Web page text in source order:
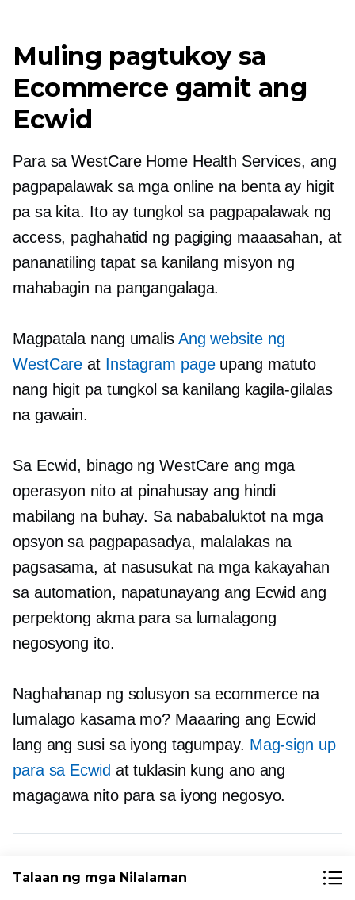
Muling pagtukoy sa
Ecommerce gamit ang
Ecwid
Para sa WestCare Home Health Services, ang
pagpapalawak sa mga online na benta ay higit
pa sa kita. Ito ay tungkol sa pagpapalawak ng
access, paghahatid ng pagiging maaasahan, at
pananatiling tapat sa kanilang misyon ng
mahabagin na pangangalaga.
Magpatala nang umalis Ang website ng
WestCare at Instagram pageupang matuto
nang higit pa tungkol sa kanilang kagila-gilalas
na gawain.
Sa Ecwid, binago ng WestCare ang mga
operasyon nito at pinahusay ang hindi
mabilang na buhay. Sa nababaluktot na mga
opsyon sa pagpapasadya, malalakas na
pagsasama, at nasusukat na mga kakayahan
sa automation, napatunayang ang Ecwid ang
perpektong akma para sa lumalagong
negosyong ito.
Naghahanap ng solusyon sa ecommerce na
lumalago kasama mo? Maaaring ang Ecwid
lang ang susi sa iyong tagumpay. Mag-sign up
para sa Ecwid at tuklasin kung ano ang
magagawa nito para sa iyong negosyo.
Talaan ng mga Nilalaman